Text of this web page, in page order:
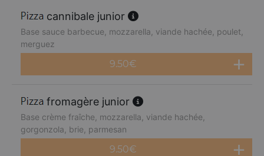
cannibale junior
Base sauce barbecue, mozzarella, viande hachée, poulet,
merguez
9.50€
fromagère junior
Base crème fraîche, mozzarella, viande hachée,
gorgonzola, brie, parmesan
9.50€